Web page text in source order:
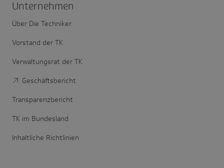
Unter­nehmen
Über Die Techniker
Vorstand der TK
Verwaltungsrat der TK
Geschäftsbericht
Transparenzbericht
TK im Bundesland
Inhaltliche Richtlinien